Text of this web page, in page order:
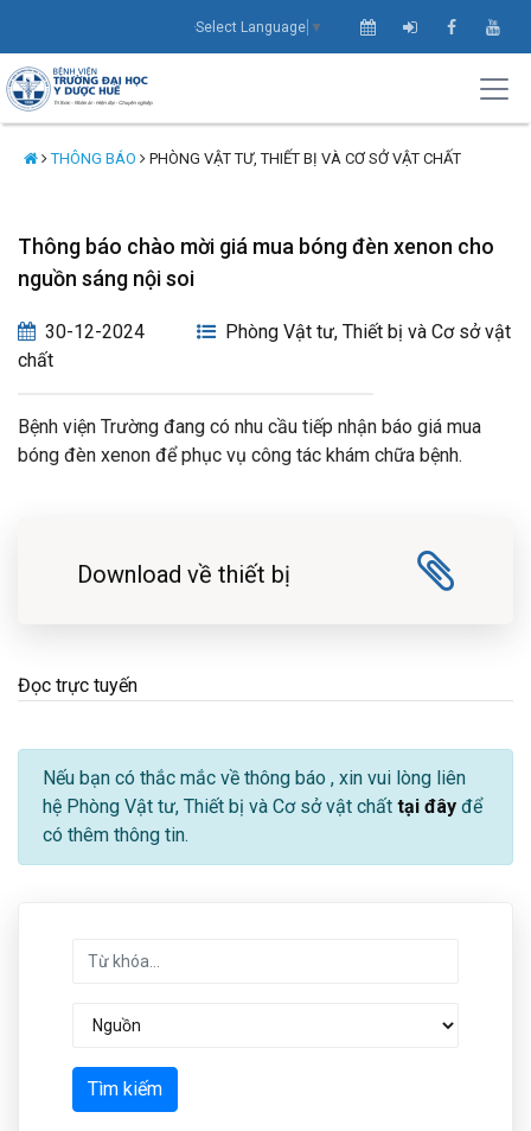
Select Language ▼
THÔNG BÁO PHÒNG VẬT TƯ, THIẾT BỊ VÀ CƠ SỞ VẬT CHẤT
Thông báo chào mời giá mua bóng đèn xenon cho
nguồn sáng nội soi
30-12-2024
Phòng Vật tư, Thiết bị và Cơ sở vật
chất
Bệnh viện Trường đang có nhu cầu tiếp nhận báo giá mua
bóng đèn xenon để phục vụ công tác khám chữa bệnh.
Download về thiết bị
Đọc trực tuyến
Nếu bạn có thắc mắc về thông báo , xin vui lòng liên
hệ Phòng Vật tư, Thiết bị và Cơ sở vật chất tại đây để
có thêm thông tin.
Tìm kiếm